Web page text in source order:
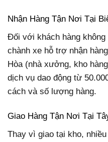
Nhận Hàng Tận Nơi Tại
Đối với khách hàng không
chành xe hỗ trợ nhận
Hòa (nhà xưởng, kho
dịch vụ dao động từ
cách và số lượng hàng.
Giao Hàng Tận Nơi Tại
Thay vì giao tại kho,